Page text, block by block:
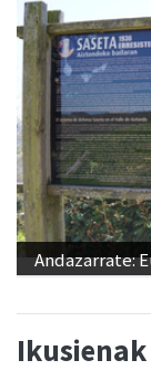
Andazarrate:
Ikusienak